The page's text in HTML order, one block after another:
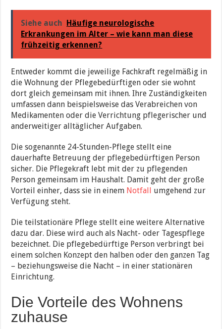
Siehe auch
Häufige neurologische
Erkrankungen im Alter – wie kann man diese
frühzeitig erkennen?
Entweder kommt die jeweilige Fachkraft regelmäßig in
die Wohnung der Pflegebedürftigen oder sie wohnt
dort gleich gemeinsam mit ihnen. Ihre Zuständigkeiten
umfassen dann beispielsweise das Verabreichen von
Medikamenten oder die Verrichtung pflegerischer und
anderweitiger alltäglicher Aufgaben.
Die sogenannte 24-Stunden-Pflege stellt eine
dauerhafte Betreuung der pflegebedürftigen Person
sicher. Die Pflegekraft lebt mit der zu pflegenden
Person gemeinsam im Haushalt. Damit geht der große
Vorteil einher, dass sie in einem Notfall
umgehend zur
Verfügung steht.
Die teilstationäre Pflege stellt eine weitere Alternative
dazu dar. Diese wird auch als Nacht- oder Tagespflege
bezeichnet. Die pflegebedürftige Person verbringt bei
einem solchen Konzept den halben oder den ganzen Tag
– beziehungsweise die Nacht – in einer stationären
Einrichtung.
Die Vorteile des Wohnens
zuhause